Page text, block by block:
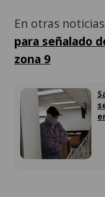
En otras
para señalado
zona 9